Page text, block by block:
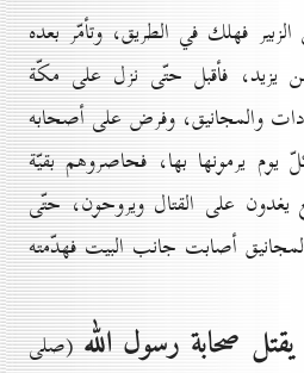
فهلك في الطريق، وتأمّر بعده
يزيد، فأقبل حتّى نزل على مكّة
والمجانيق، وفرض على أصحابه
يرمونها بها، فحاصروهم بقيّة
على القتال ويروحون، حتّى
أصابت جانب البيت فهدّمته
يقتل صحابة رسول الله(صلى